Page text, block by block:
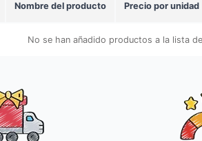
Nombre del producto Precio por unidad
No se han añadido productos a la lista